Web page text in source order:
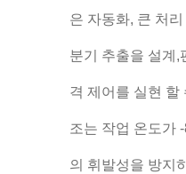
은 자동화, 큰 처
분기 추출을 설계,
격 제어를 실현 할
조는 작업 온도가
의 휘발성을 방지